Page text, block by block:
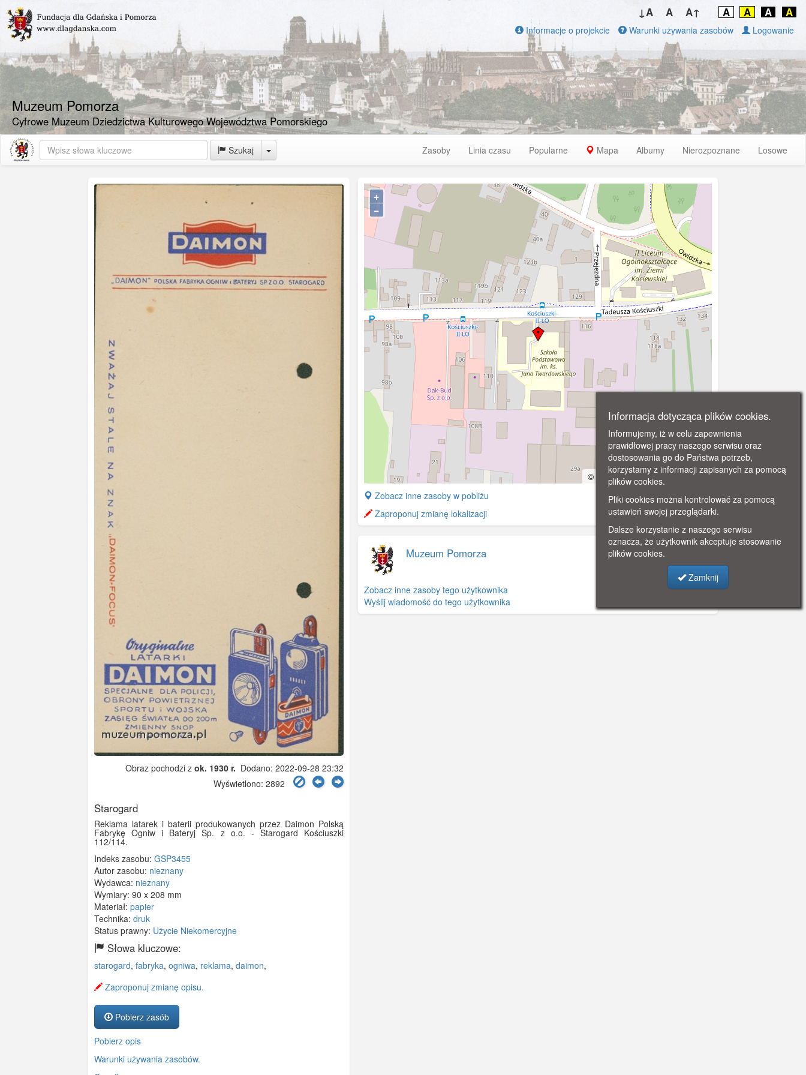
Muzeum Pomorza
Cyfrowe Muzeum Dziedzictwa Kulturowego Województwa Pomorskiego
↓A A A↑ A A A A
Informacje o projekcie Warunki używania zasobów Logowanie
Szukaj Toggle Dropdown Zasoby Linia czasu Popularne Mapa Albumy Nierozpoznane Losowe
Obraz pochodzi z ok. 1930 r. Dodano: 2022-09-28 23:32
Wyświetlono: 2892
Starogard
Reklama latarek i baterii produkowanych przez Daimon Polską
Fabrykę Ogniw i Bateryj Sp. z o.o. - Starogard Kościuszki
112/114.
Indeks zasobu: GSP3455
Autor zasobu: nieznany
Wydawca: nieznany
Wymiary: 90 x 208 mm
Materiał: papier
Technika: druk
Status prawny: Użycie Niekomercyjne
Słowa kluczowe:
starogard, fabryka, ogniwa, reklama, daimon,
Zaproponuj zmianę opisu.
Pobierz zasób
Pobierz opis
Warunki używania zasobów.
+
−
© OpenStreetMapcontributors.
+
−
Zobacz inne zasoby w pobliżu
Zaproponuj zmianę lokalizacji
Muzeum Pomorza
Zobacz inne zasoby tego użytkownika
Wyślij wiadomość do tego użytkownika
Informacja dotycząca plików cookies.
Informujemy, iż w celu zapewnienia
prawidłowej pracy naszego serwisu oraz
dostosowania go do Państwa potrzeb,
korzystamy z informacji zapisanych za pomocą
plików cookies.
Pliki cookies można kontrolować za pomocą
ustawień swojej przeglądarki.
Dalsze korzystanie z naszego serwisu
oznacza, że użytkownik akceptuje stosowanie
plików cookies.
Zamknij